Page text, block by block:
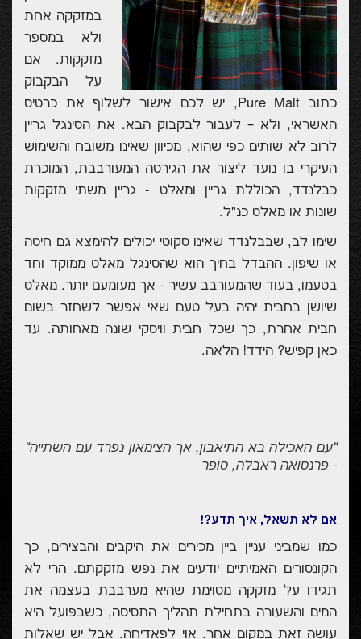
במזקקה אחת
ולא במספר
מזקקות. אם
על הבקבוק
כתוב Pure Malt, יש לכם אישור לשלוף את כרטיס
האשראי, ולא – לעבור לבקבוק הבא. את הסינגל גריין
לרוב לא שותים כפי שהוא, מכיוון שאינו משובח והשימוש
העיקרי בו נועד ליצור את הגירסה המעורבבת, המוכרת
כבלנדד, הכוללת גריין ומאלט - גריין משתי מזקקות
שונות או מאלט כנ"ל.
שימו לב, שבבלנדד שאינו סקוטי יכולים להימצא גם חיטה
או שיפון. ההבדל בחיך הוא שהסינגל מאלט ממוקד וחד
בטעמו, בעוד שהמעורבב עשיר - אך מעומעם יותר. מאלט
שיושן בחבית יהיה בעל טעם שאי אפשר לשחזר בשום
חבית אחרת, כך שכל חבית וויסקי שונה מאחותה. עד
כאן קפיש? הידד! הלאה.
"עם האכילה בא התיאבון, אך הצימאון נפרד עם השתייה"
- פרנסואה ראבלה, סופר
אם לא תשאל, איך תדע?!
כמו שמביני עניין ביין מכירים את היקבים והבצירים, כך
הקונסורים האמיתיים יודעים את נפש מזקקתם. הרי לא
תגידו על מזקקה מסוימת שהיא מערבבת בעצמה את
המים והשעורה בתחילת תהליך התסיסה, כשבפועל היא
עושה זאת במקום אחר. אוי לפאדיחה. אבל יש שאלות